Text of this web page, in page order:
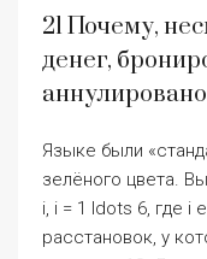
интернет. Кроме
интересные
значительно
Буду рада
индивидуальные
коротких поездок
подорожают,